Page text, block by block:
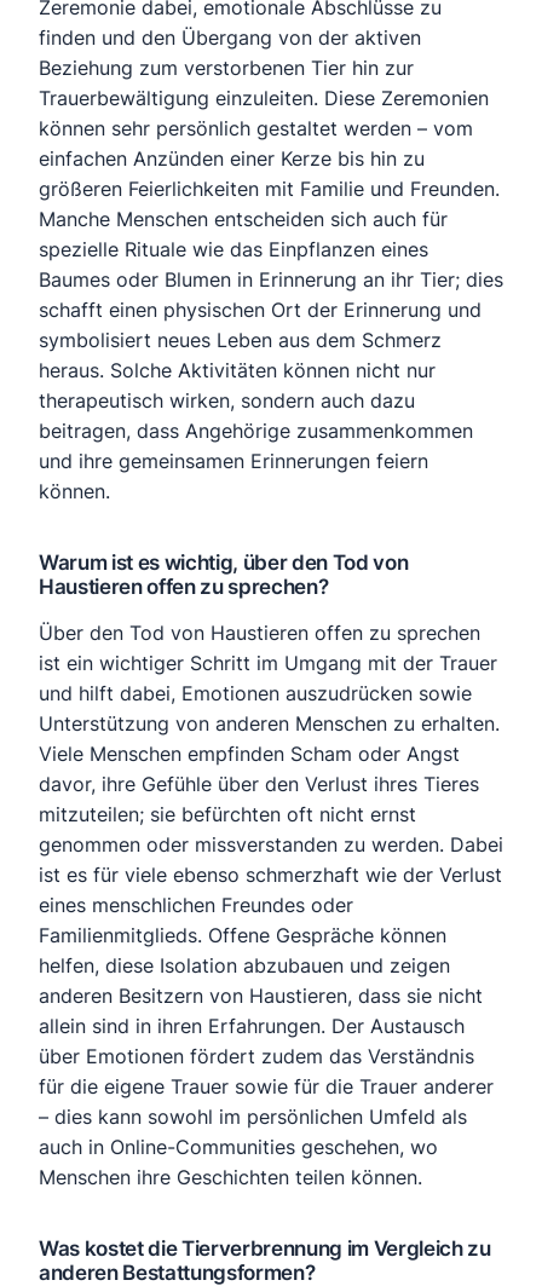
Zeremonie dabei, emotionale Abschlüsse zu
finden und den Übergang von der aktiven
Beziehung zum verstorbenen Tier hin zur
Trauerbewältigung einzuleiten. Diese Zeremonien
können sehr persönlich gestaltet werden – vom
einfachen Anzünden einer Kerze bis hin zu
größeren Feierlichkeiten mit Familie und Freunden.
Manche Menschen entscheiden sich auch für
spezielle Rituale wie das Einpflanzen eines
Baumes oder Blumen in Erinnerung an ihr Tier; dies
schafft einen physischen Ort der Erinnerung und
symbolisiert neues Leben aus dem Schmerz
heraus. Solche Aktivitäten können nicht nur
therapeutisch wirken, sondern auch dazu
beitragen, dass Angehörige zusammenkommen
und ihre gemeinsamen Erinnerungen feiern
können.
Warum ist es wichtig, über den Tod von
Haustieren offen zu sprechen?
Über den Tod von Haustieren offen zu sprechen
ist ein wichtiger Schritt im Umgang mit der Trauer
und hilft dabei, Emotionen auszudrücken sowie
Unterstützung von anderen Menschen zu erhalten.
Viele Menschen empfinden Scham oder Angst
davor, ihre Gefühle über den Verlust ihres Tieres
mitzuteilen; sie befürchten oft nicht ernst
genommen oder missverstanden zu werden. Dabei
ist es für viele ebenso schmerzhaft wie der Verlust
eines menschlichen Freundes oder
Familienmitglieds. Offene Gespräche können
helfen, diese Isolation abzubauen und zeigen
anderen Besitzern von Haustieren, dass sie nicht
allein sind in ihren Erfahrungen. Der Austausch
über Emotionen fördert zudem das Verständnis
für die eigene Trauer sowie für die Trauer anderer
– dies kann sowohl im persönlichen Umfeld als
auch in Online-Communities geschehen, wo
Menschen ihre Geschichten teilen können.
Was kostet die Tierverbrennung im Vergleich zu
anderen Bestattungsformen?